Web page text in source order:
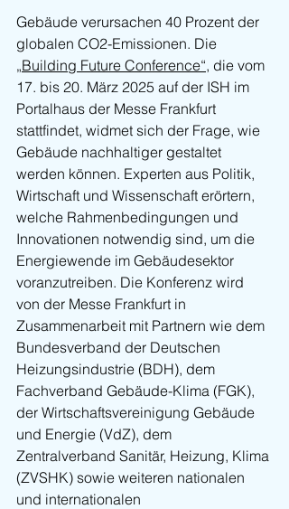
Gebäude verursachen 40 Prozent der
globalen CO2-Emissionen. Die
„Building Future Conference“, die vom
17. bis 20. März 2025 auf der ISH im
Portalhaus der Messe Frankfurt
stattfindet, widmet sich der Frage, wie
Gebäude nachhaltiger gestaltet
werden können. Experten aus Politik,
Wirtschaft und Wissenschaft erörtern,
welche Rahmenbedingungen und
Innovationen notwendig sind, um die
Energiewende im Gebäudesektor
voranzutreiben. Die Konferenz wird
von der Messe Frankfurt in
Zusammenarbeit mit Partnern wie dem
Bundesverband der Deutschen
Heizungsindustrie (BDH), dem
Fachverband Gebäude-Klima (FGK),
der Wirtschaftsvereinigung Gebäude
und Energie (VdZ), dem
Zentralverband Sanitär, Heizung, Klima
(ZVSHK) sowie weiteren nationalen
und internationalen